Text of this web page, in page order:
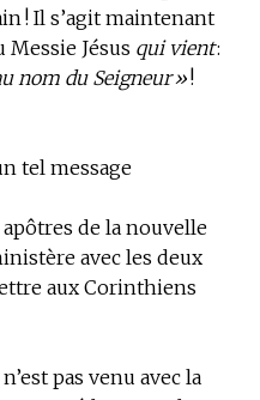
! Il s’agit maintenant
Messie Jésus qui vient:
nom du Seigneur »!
tel message
de la nouvelle
avec les deux
aux Corinthiens
pas venu avec la